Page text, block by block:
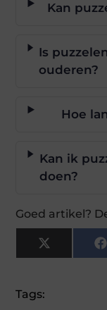
Kan
Is
ouderen?
Hoe
Kan ik
doen?
Goed artikel?
X
(Twitter)
Tags: